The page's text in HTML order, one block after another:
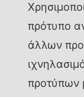
πρότυπο
άλλων
προτύπων